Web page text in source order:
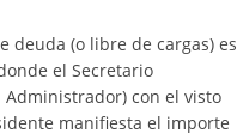
deuda (o libre de cargas) es
el Secretario
con el visto
manifiesta el importe